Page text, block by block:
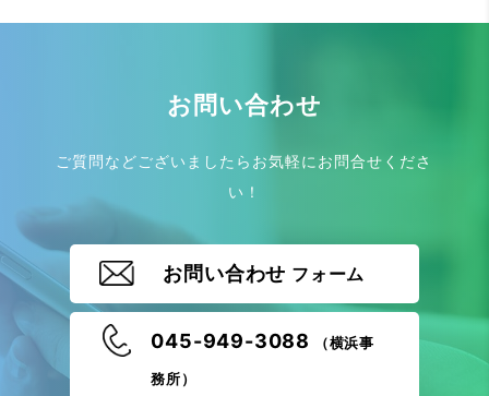
お問い合わせ
ご質問などございましたらお気軽にお問合せくださ
い！
お問い合わせ フォーム
045-949-3088 （横浜事
務所）